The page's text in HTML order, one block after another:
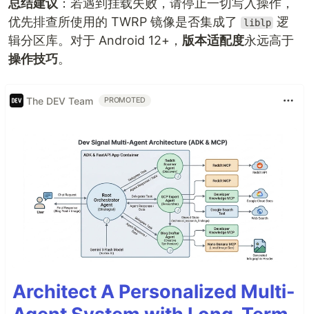
总结建议 ：若遇到挂载失败，请停止一切写入操作，
优先排查所使用的 TWRP 镜像是否集成了
liblp 逻
辑分区库。对于 Android 12+， 版本适配度永远高于
操作技巧。
The DEV Team PROMOTED
Architect A Personalized Multi-